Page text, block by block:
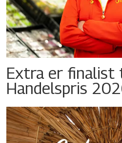
Extra er finalist
Handelspris